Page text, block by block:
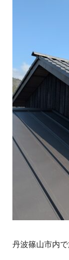
丹波篠山市内